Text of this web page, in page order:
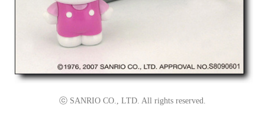
ⓒ SANRIO CO., LTD. All rights reserved.